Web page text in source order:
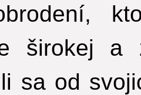
širokej a
sa od